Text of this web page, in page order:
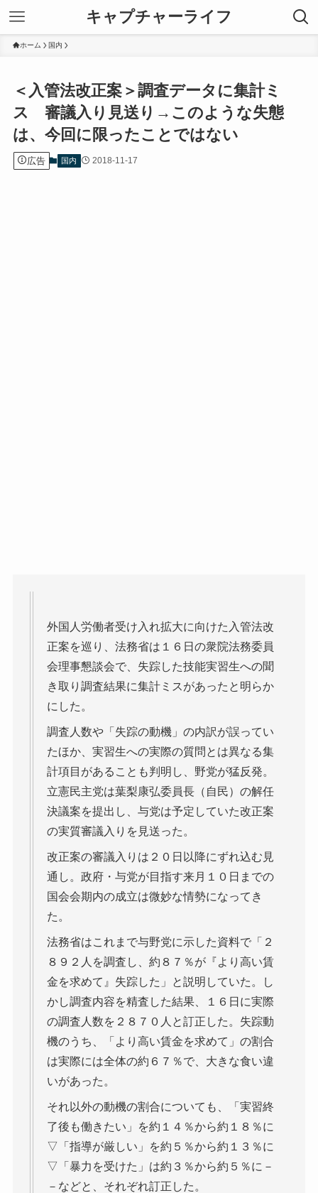
キャプチャーライフ
ホーム 国内
＜入管法改正案＞調査データに集計ミ
ス 審議入り見送り→このような失態
は、今回に限ったことではない
広告 国内 2018-11-17
外国人労働者受け入れ拡大に向けた入管法改
正案を巡り、法務省は１６日の衆院法務委員
会理事懇談会で、失踪した技能実習生への聞
き取り調査結果に集計ミスがあったと明らか
にした。
調査人数や「失踪の動機」の内訳が誤ってい
たほか、実習生への実際の質問とは異なる集
計項目があることも判明し、野党が猛反発。
立憲民主党は葉梨康弘委員長（自民）の解任
決議案を提出し、与党は予定していた改正案
の実質審議入りを見送った。
改正案の審議入りは２０日以降にずれ込む見
通し。政府・与党が目指す来月１０日までの
国会会期内の成立は微妙な情勢になってき
た。
法務省はこれまで与野党に示した資料で「２
８９２人を調査し、約８７％が『より高い賃
金を求めて』失踪した」と説明していた。し
かし調査内容を精査した結果、１６日に実際
の調査人数を２８７０人と訂正した。失踪動
機のうち、「より高い賃金を求めて」の割合
は実際には全体の約６７％で、大きな食い違
いがあった。
それ以外の動機の割合についても、「実習終
了後も働きたい」を約１４％から約１８％に
▽「指導が厳しい」を約５％から約１３％に
▽「暴力を受けた」は約３％から約５％に－
－などと、それぞれ訂正した。